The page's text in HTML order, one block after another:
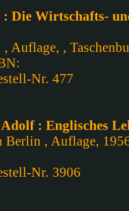
Die Wirtschafts-
Auflage, ,
Nr. 477
: Englisches
Berlin , Auflage,
Nr. 3906